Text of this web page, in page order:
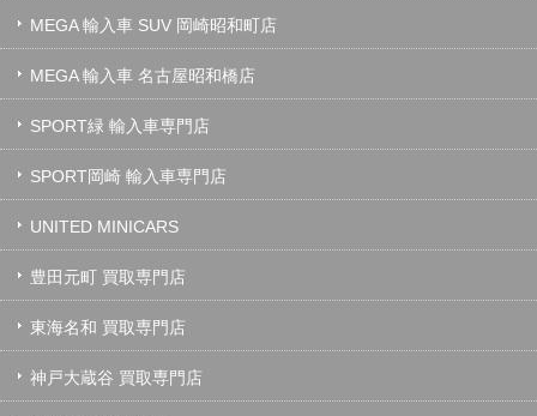
MEGA 輸入車 SUV 岡崎昭和町店
MEGA 輸入車 名古屋昭和橋店
SPORT緑 輸入車専門店
SPORT岡崎 輸入車専門店
UNITED MINICARS
豊田元町 買取専門店
東海名和 買取専門店
神戸大蔵谷 買取専門店